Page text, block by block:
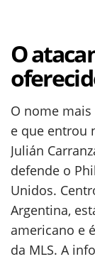
O
O nome
e que entrou
Julián
defende o
Unidos.
Argentina,
americano e
da MLS. A